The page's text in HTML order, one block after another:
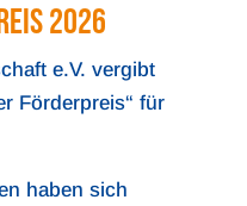
2026
e.V. vergibt
Förderpreis“ für
haben sich